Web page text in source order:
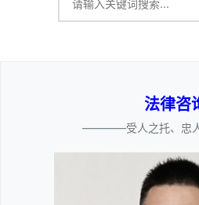
法律咨
————受人之托、